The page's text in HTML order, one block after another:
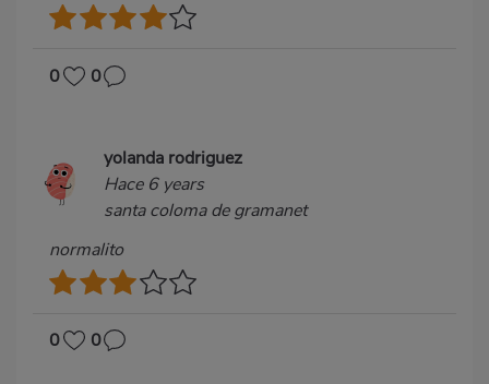
0 0
yolanda rodriguez
Hace 6 years
santa coloma de gramanet
normalito
0 0